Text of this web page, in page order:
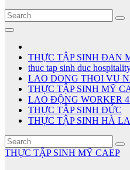
THỰC TẬP SINH ĐAN
thuc tap sinh duc
LAO DONG THOI VU
THỰC TẬP SINH MỸ
LAO ĐỘNG WORKER
THỰC TẬP SINH ĐỨC
THỰC TẬP SINH HÀ
THỰC TẬP SINH MỸ CAEP